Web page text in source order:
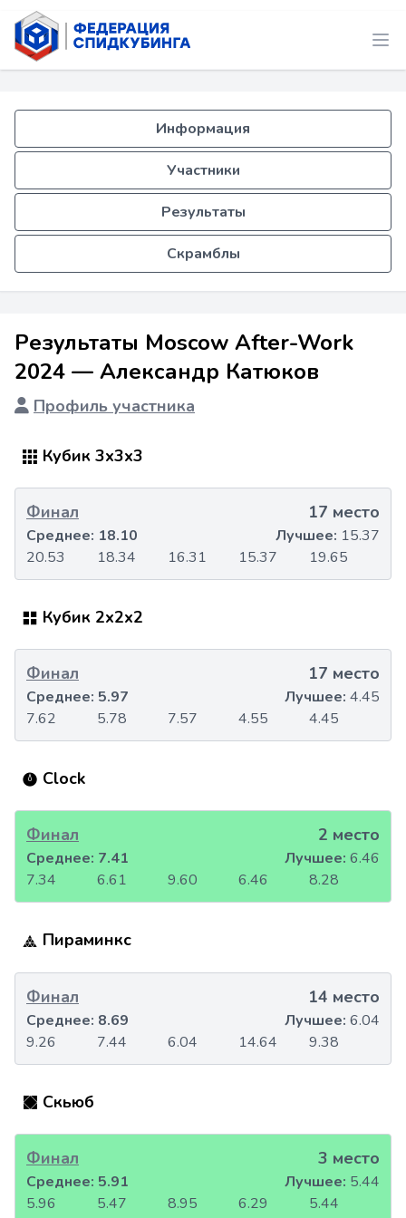
Информация
Участники
Результаты
Скрамблы
Результаты Moscow After-Work
2024 — Александр Катюков
Профиль участника
Кубик 3x3x3
Финал 17 место
20.53 18.34 16.31 15.37 19.65
Среднее: 18.10 Лучшее: 15.37
Кубик 2x2x2
Финал 17 место
7.62 5.78 7.57 4.55 4.45
Среднее: 5.97 Лучшее: 4.45
Clock
Финал 2 место
7.34 6.61 9.60 6.46 8.28
Среднее: 7.41 Лучшее: 6.46
Пираминкс
Финал 14 место
9.26 7.44 6.04 14.64 9.38
Среднее: 8.69 Лучшее: 6.04
Скьюб
Финал 3 место
5.96 5.47 8.95 6.29 5.44
Среднее: 5.91 Лучшее: 5.44